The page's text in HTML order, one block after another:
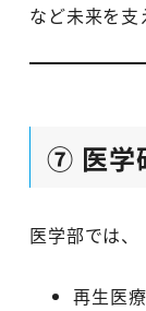
など未来を支
⑦ 医学
医学部では、
再生医療